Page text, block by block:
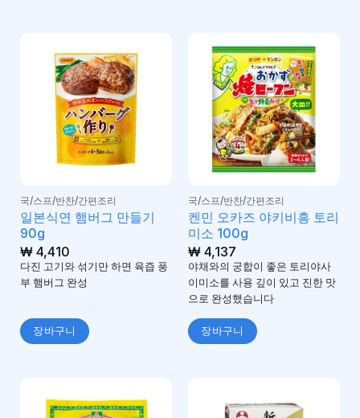
국/스프/반찬/간편조리
일본식연 햄버그 만들기
90g
₩4,410
다진 고기와 섞기만 하면 육즙 풍
부 햄버그 완성
장바구니
국/스프/반찬/간편조리
켄민 오카즈 야키비흥 토리
미소 100g
₩4,137
야채와의 궁합이 좋은 토리야사
이미소를 사용 깊이 있고 진한 맛
으로 완성했습니다
장바구니